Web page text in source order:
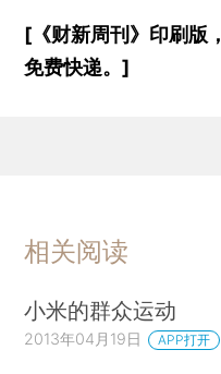
[《财新周刊》印刷版，
免费快递。]
相关阅读
小米的群众运动
2013年04月19日 APP打开